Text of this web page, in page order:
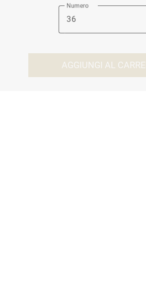
Numero
36
AGGIUNGI AL